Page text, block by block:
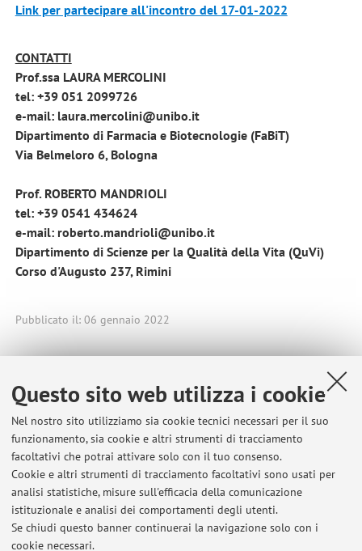
Questo sito web utilizza i cookie
Nel nostro sito utilizziamo sia cookie tecnici necessari per il suo
funzionamento, sia cookie e altri strumenti di tracciamento
facoltativi che potrai attivare solo con il tuo consenso.
Cookie e altri strumenti di tracciamento facoltativi sono usati per
analisi statistiche, misure sull'efficacia della comunicazione
istituzionale e analisi dei comportamenti degli utenti.
Se chiudi questo banner continuerai la navigazione solo con i
cookie necessari.
Link per partecipare all'incontro del 17-01-2022
CONTATTI
Prof.ssa LAURA MERCOLINI
tel: +39 051 2099726
e-mail: laura.mercolini@unibo.it
Dipartimento di Farmacia e Biotecnologie (FaBiT)
Via Belmeloro 6, Bologna
Prof. ROBERTO MANDRIOLI
tel: +39 0541 434624
e-mail: roberto.mandrioli@unibo.it
Dipartimento di Scienze per la Qualità della Vita (QuVi)
Corso d'Augusto 237, Rimini
Pubblicato il: 06 gennaio 2022
Ultimi avvisi
INCONTRI - BANDO ERASMUS+ 2026-2027: INFORMAZIONI PER GLI
SCAMBI COORDINATI DALLA PROF.SSA LAURA MERCOLINII
Pubblicato il: 11 gennaio 2026
INCONTRO BANDO ERASMUS+ STUDIO 2025-2026: INFORMAZIONI E
SCADENZE PER GLI SCAMBI COORDINATI DALLA PROF.SSA LAURA
MERCOLINI